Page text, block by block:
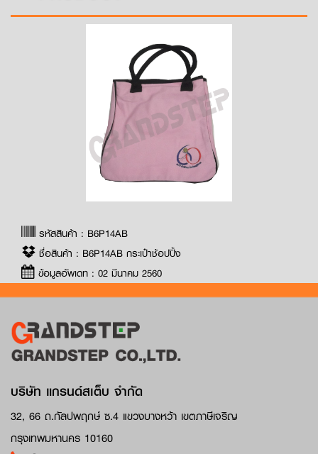
รหัสสินค้า : B6P14AB
ชื่อสินค้า : B6P14AB กระเป๋าช้อปปิ้ง
ข้อมูลอัพเดท : 02 มีนาคม 2560
บริษัท แกรนด์สเต็บ จำกัด
32, 66 ถ.กัลปพฤกษ์ ซ.4 แขวงบางหว้า เขตภาษีเจริญ
กรุงเทพมหานคร 10160